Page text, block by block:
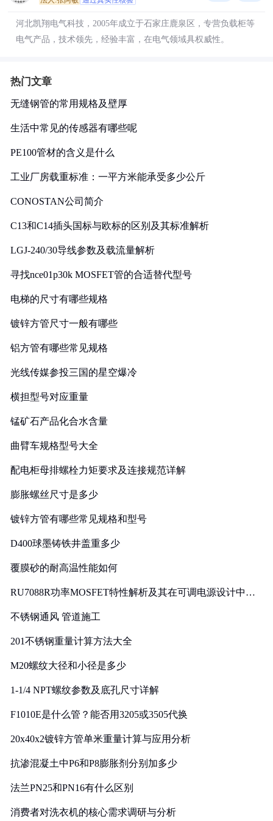
河北凯翔电气科技，2005年成立于石家庄鹿泉区，专营负载柜等
电气产品，技术领先，经验丰富，在电气领域具权威性。
热门文章
无缝钢管的常用规格及壁厚
生活中常见的传感器有哪些呢
PE100管材的含义是什么
工业厂房载重标准：一平方米能承受多少公斤
CONOSTAN公司简介
C13和C14插头国标与欧标的区别及其标准解析
LGJ-240/30导线参数及载流量解析
寻找nce01p30k MOSFET管的合适替代型号
电梯的尺寸有哪些规格
镀锌方管尺寸一般有哪些
铝方管有哪些常见规格
光线传媒参投三国的星空爆冷
横担型号对应重量
锰矿石产品化合水含量
曲臂车规格型号大全
配电柜母排螺栓力矩要求及连接规范详解
膨胀螺丝尺寸是多少
镀锌方管有哪些常见规格和型号
D400球墨铸铁井盖重多少
覆膜砂的耐高温性能如何
RU7088R功率MOSFET特性解析及其在可调电源设计中的
不锈钢通风 管道施工
201不锈钢重量计算方法大全
M20螺纹大径和小径是多少
1-1/4 NPT螺纹参数及底孔尺寸详解
F1010E是什么管？能否用3205或3505代换
20x40x2镀锌方管单米重量计算与应用分析
抗渗混凝土中P6和P8膨胀剂分别加多少
法兰PN25和PN16有什么区别
消费者对洗衣机的核心需求调研与分析